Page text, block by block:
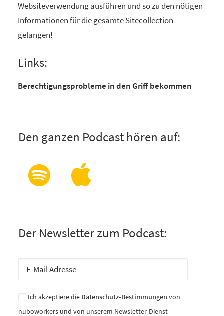
Websiteverwendung ausführen und so zu den nötigen
Informationen für die gesamte Sitecollection
gelangen!
Links:
Berechtigungsprobleme in den Griff bekommen
Den ganzen Podcast hören auf:
Der Newsletter zum Podcast:
Ich akzeptiere die Datenschutz-Bestimmungen von
nuboworkers und von unserem Newsletter-Dienst